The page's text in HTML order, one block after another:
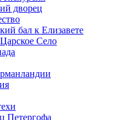
дворец
бал к Елизавете
Село
Петергофа